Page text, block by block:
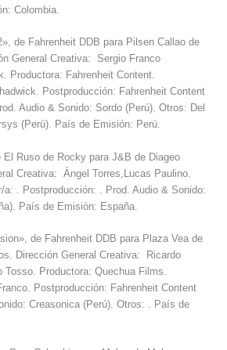
Colombia.
de Fahrenheit DDB para Pilsen Callao de
General Creativa: Sergio Franco
Productora: Fahrenheit Content.
Postproducción: Fahrenheit Content
Audio & Sonido: Sordo (Perú). Otros: Del
(Perú). País de Emisión: Perú.
El Ruso de Rocky para J&B de Diageo
Creativa: Ángel Torres,Lucas Paulino.
a: . Postproducción: . Prod. Audio & Sonido:
País de Emisión: España.
de Fahrenheit DDB para Plaza Vea de
Dirección General Creativa: Ricardo
Tosso. Productora: Quechua Films.
Postproducción: Fahrenheit Content
Creasonica (Perú). Otros: . País de